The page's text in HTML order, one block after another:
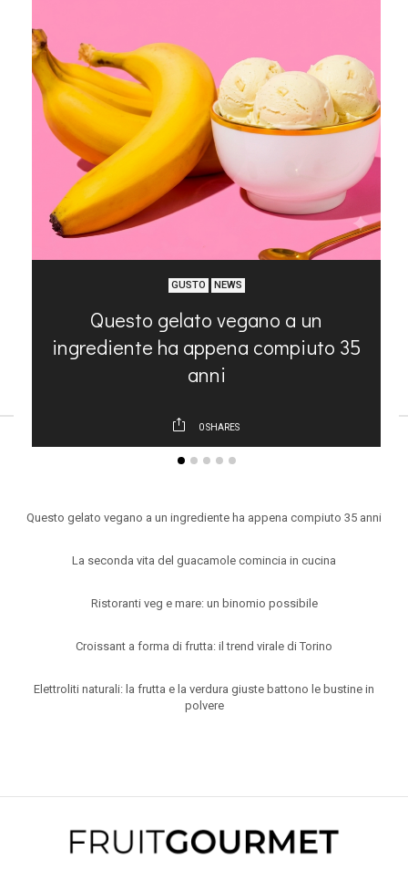
GUSTO NEWS
Questo gelato vegano a un
ingrediente ha appena compiuto 35
anni
0SHARES
Questo gelato vegano a un ingrediente ha appena compiuto 35 anni
La seconda vita del guacamole comincia in cucina
Ristoranti veg e mare: un binomio possibile
Croissant a forma di frutta: il trend virale di Torino
Elettroliti naturali: la frutta e la verdura giuste battono le bustine in
polvere